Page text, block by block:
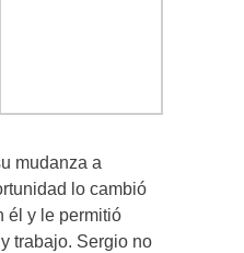
mudanza a
lo cambió
él y le permitió
trabajo. Sergio no